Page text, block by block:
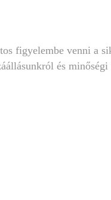
figyelembe venni a
és